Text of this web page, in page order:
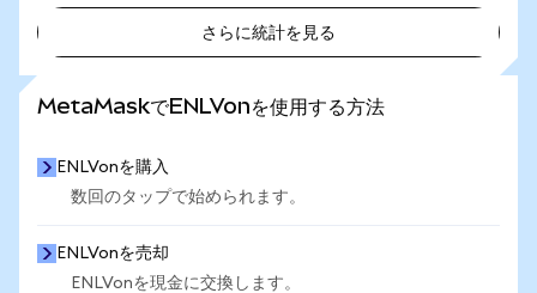
さらに統計を見る
MetaMaskでENLVonを使用する方法
ENLVonを購入
数回のタップで始められます。
ENLVonを売却
ENLVonを現金に交換します。